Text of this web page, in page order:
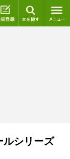
グイン 新規登録
ルシリーズ